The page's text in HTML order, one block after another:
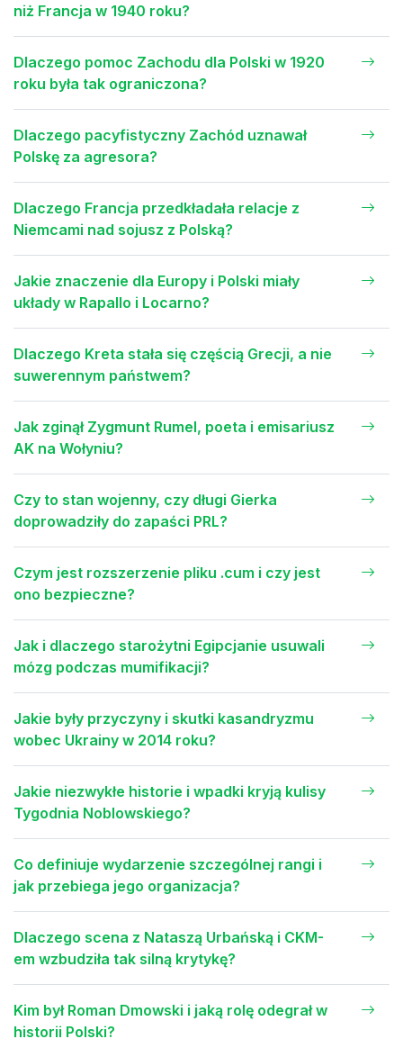
niż Francja w 1940 roku?
Dlaczego pomoc Zachodu dla Polski w 1920
roku była tak ograniczona?
Dlaczego pacyfistyczny Zachód uznawał
Polskę za agresora?
Dlaczego Francja przedkładała relacje z
Niemcami nad sojusz z Polską?
Jakie znaczenie dla Europy i Polski miały
układy w Rapallo i Locarno?
Dlaczego Kreta stała się częścią Grecji, a nie
suwerennym państwem?
Jak zginął Zygmunt Rumel, poeta i emisariusz
AK na Wołyniu?
Czy to stan wojenny, czy długi Gierka
doprowadziły do zapaści PRL?
Czym jest rozszerzenie pliku .cum i czy jest
ono bezpieczne?
Jak i dlaczego starożytni Egipcjanie usuwali
mózg podczas mumifikacji?
Jakie były przyczyny i skutki kasandryzmu
wobec Ukrainy w 2014 roku?
Jakie niezwykłe historie i wpadki kryją kulisy
Tygodnia Noblowskiego?
Co definiuje wydarzenie szczególnej rangi i
jak przebiega jego organizacja?
Dlaczego scena z Nataszą Urbańską i CKM-
em wzbudziła tak silną krytykę?
Kim był Roman Dmowski i jaką rolę odegrał w
historii Polski?